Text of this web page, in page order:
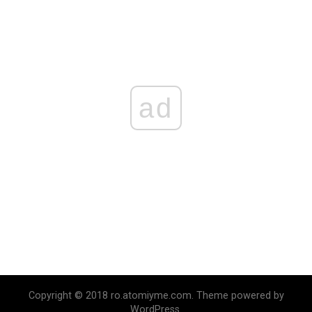
ad
Copyright © 2018 ro.atomiyme.com. Theme powered by
WordPress.